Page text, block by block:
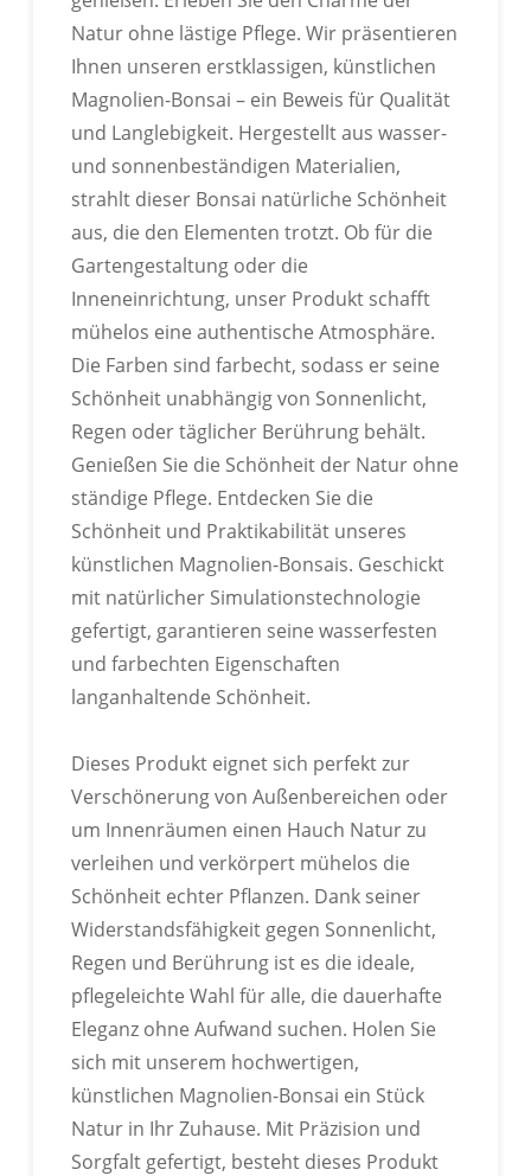
Natur ohne lästige Pflege. Wir präsentieren
Ihnen unseren erstklassigen, künstlichen
Magnolien-Bonsai – ein Beweis für Qualität
und Langlebigkeit. Hergestellt aus wasser-
und sonnenbeständigen Materialien,
strahlt dieser Bonsai natürliche Schönheit
aus, die den Elementen trotzt. Ob für die
Gartengestaltung oder die
Inneneinrichtung, unser Produkt schafft
mühelos eine authentische Atmosphäre.
Die Farben sind farbecht, sodass er seine
Schönheit unabhängig von Sonnenlicht,
Regen oder täglicher Berührung behält.
Genießen Sie die Schönheit der Natur ohne
ständige Pflege. Entdecken Sie die
Schönheit und Praktikabilität unseres
künstlichen Magnolien-Bonsais. Geschickt
mit natürlicher Simulationstechnologie
gefertigt, garantieren seine wasserfesten
und farbechten Eigenschaften
langanhaltende Schönheit.
Dieses Produkt eignet sich perfekt zur
Verschönerung von Außenbereichen oder
um Innenräumen einen Hauch Natur zu
verleihen und verkörpert mühelos die
Schönheit echter Pflanzen. Dank seiner
Widerstandsfähigkeit gegen Sonnenlicht,
Regen und Berührung ist es die ideale,
pflegeleichte Wahl für alle, die dauerhafte
Eleganz ohne Aufwand suchen. Holen Sie
sich mit unserem hochwertigen,
künstlichen Magnolien-Bonsai ein Stück
Natur in Ihr Zuhause. Mit Präzision und
Sorgfalt gefertigt, besteht dieses Produkt
ANPASSBARES LOGO
Wir können exklusive Etiketten, Kartonlogos usw.
individuell gestalten.